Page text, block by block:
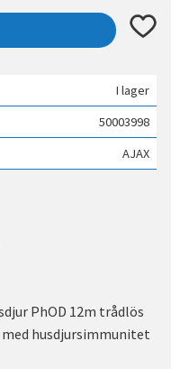
Lägg till
I lager
50003998
AJAX
PhOD 12m trådlös
husdjursimmunitet